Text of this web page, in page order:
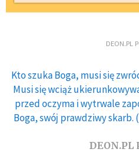
DEON.PL
Kto szuka Boga, musi się
Musi się wciąż
przed oczyma i wytrwale
Boga, swój prawdziwy skarb.
DEON.PL